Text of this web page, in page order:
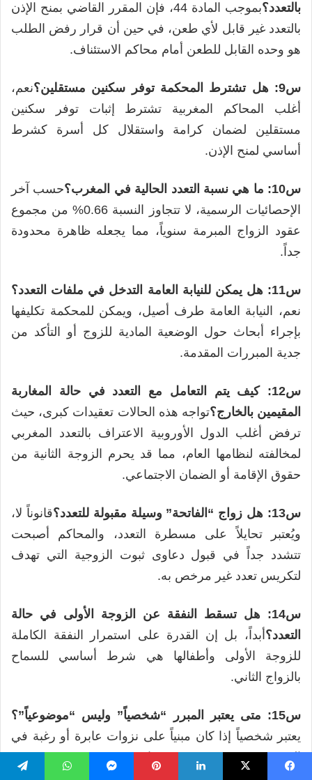
بالتعدد؟
بموجب المادة 44، فإن المقرر القاضي بمنح الإذن
بالتعدد غير قابل لأي طعن، في حين أن قرار رفض الطلب
هو وحده القابل للطعن أمام محاكم الاستئناف.
س9: هل تشترط المحكمة توفر سكنين مستقلين؟
نعم،
أغلب المحاكم المغربية تشترط إثبات توفر سكنين
مستقلين لضمان كرامة واستقلال كل أسرة كشرط
أساسي لمنح الإذن.
س10: ما هي نسبة التعدد الحالية في المغرب؟
حسب آخر
الإحصائيات الرسمية، لا تتجاوز النسبة 0.66% من مجموع
عقود الزواج المبرمة سنوياً، مما يجعله ظاهرة محدودة
جداً.
س11: هل يمكن للنيابة العامة التدخل في ملفات التعدد؟
نعم، النيابة العامة طرف أصيل، ويمكن للمحكمة تكليفها
بإجراء أبحاث حول الوضعية المادية للزوج أو التأكد من
جدية المبررات المقدمة.
س12: كيف يتم التعامل مع التعدد في حالة المغاربة
المقيمين بالخارج؟تواجه هذه الحالات تعقيدات كبرى، حيث
ترفض أغلب الدول الأوروبية الاعتراف بالتعدد المغربي
لمخالفته لنظامها العام، مما قد يحرم الزوجة الثانية من
حقوق الإقامة أو الضمان الاجتماعي.
س13: هل زواج “الفاتحة” وسيلة مقبولة للتعدد؟
قانوناً لا،
ويُعتبر تحايلاً على مسطرة التعدد، والمحاكم أصبحت
تتشدد جداً في قبول دعاوى ثبوت الزوجية التي تهدف
لتكريس تعدد غير مرخص به.
س14: هل تسقط النفقة عن الزوجة الأولى في حالة
التعدد؟ أبداً، بل إن القدرة على استمرار النفقة الكاملة
للزوجة الأولى وأطفالها هي شرط أساسي للسماح
بالزواج الثاني.
س15: متى يعتبر المبرر “شخصياً” وليس “موضوعياً”؟
يعتبر شخصياً إذا كان مبنياً على نزوات عابرة أو رغبة في
التجديد دون وجود سبب قاهر يمس جوهر مؤسسة